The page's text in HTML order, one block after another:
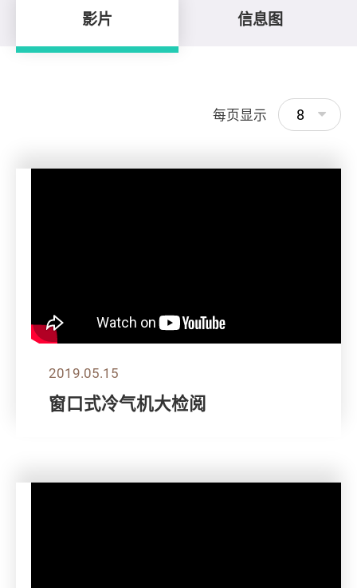
影片 信息图
每页显示 8
2019.05.15
窗口式冷气机大检阅